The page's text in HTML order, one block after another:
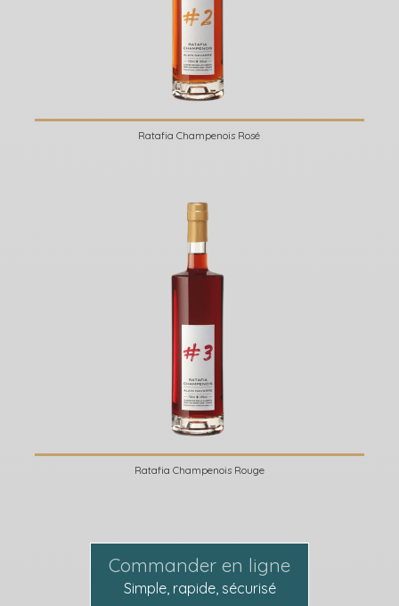
Ratafia Champenois Rosé
Ratafia Champenois Rouge
Commander en ligne
Simple, rapide, sécurisé